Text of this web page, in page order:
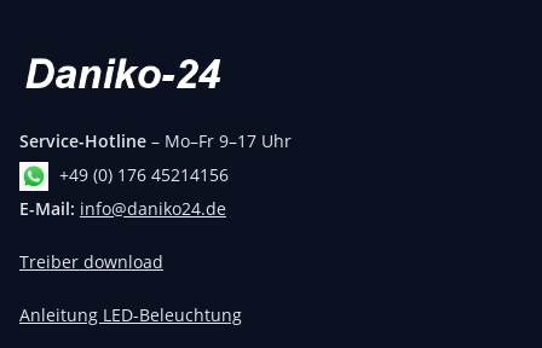
Service-Hotline – Mo–Fr 9–17 Uhr
+49 (0) 176 45214156
E-Mail: info@daniko24.de
Treiber download
Anleitung LED-Beleuchtung